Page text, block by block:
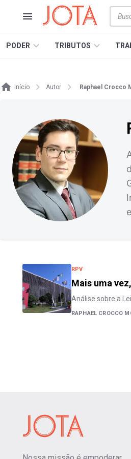
PODER TRIBUTOS
Início Autor Raphael Crocco
RPV
Mais uma
Análise sobre a
RAPHAEL CROCCO